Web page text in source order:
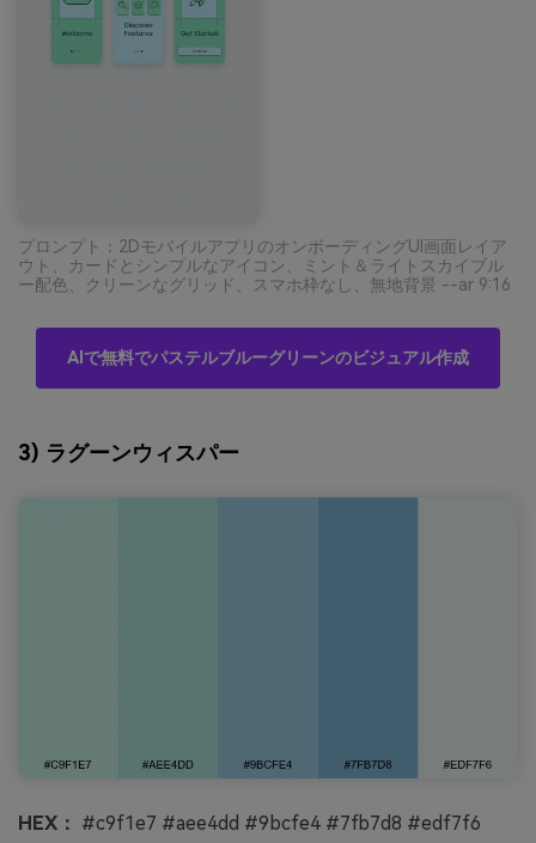
プロンプト：2DモバイルアプリのオンボーディングUI画面レイア
ウト、カードとシンプルなアイコン、ミント＆ライトスカイブル
ー配色、クリーンなグリッド、スマホ枠なし、無地背景 --ar 9:16
AIで無料でパステルブルーグリーンのビジュアル作成
3) ラグーンウィスパー
HEX： #c9f1e7 #aee4dd #9bcfe4 #7fb7d8 #edf7f6